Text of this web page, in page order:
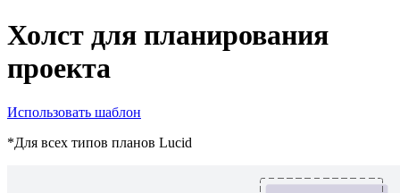
Холст для планирования
проекта
Использовать шаблон
*Для всех типов планов Lucid